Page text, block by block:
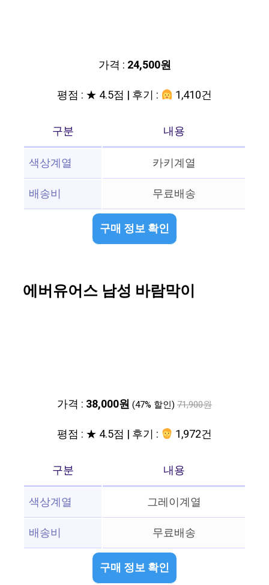
가격 : 24,500원
평점 : ★ 4.5점 | 후기 :
1,410건
구분
내용
색상계열
카키계열
배송비
무료배송
구매 정보 확인
에버유어스 남성 바람막이
가격 : 38,000원 (47% 할인) 71,900원
평점 : ★ 4.5점 | 후기 : 1,972건
구분
내용
색상계열
그레이계열
배송비
무료배송
구매 정보 확인